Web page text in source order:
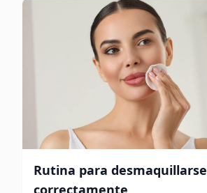
Rutina para desmaquillarse
correctamente